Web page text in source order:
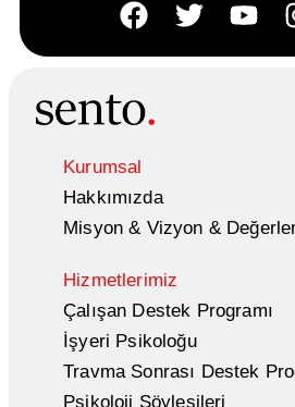
Kurumsal
Hakkımızda
Misyon & Vizyon &
Hizmetlerimiz
Çalışan Destek Programı
İşyeri Psikoloğu
Travma Sonrası Destek
Psikoloji Söyleşileri